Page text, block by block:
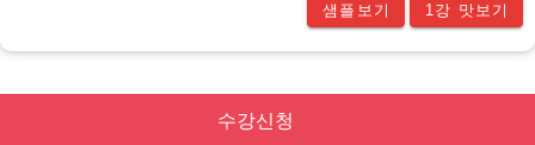
샘플보기 1강 맛보기
수강신청